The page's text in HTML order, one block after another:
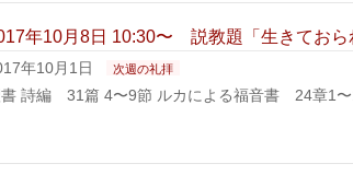
年10月8日 10:30〜 説教題「生きてお
年10月1日 次週の礼拝
詩編 31篇 4〜9節 ルカによる福音書 24章1〜